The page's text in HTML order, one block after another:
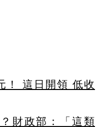
！ 這日開領 低收
財政部：「這類